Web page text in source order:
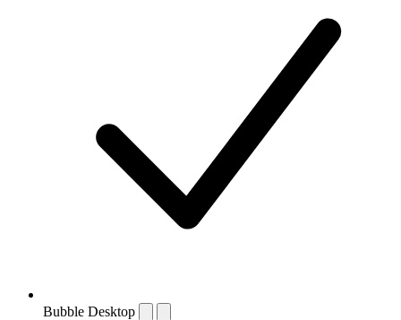
Bubble Desktop